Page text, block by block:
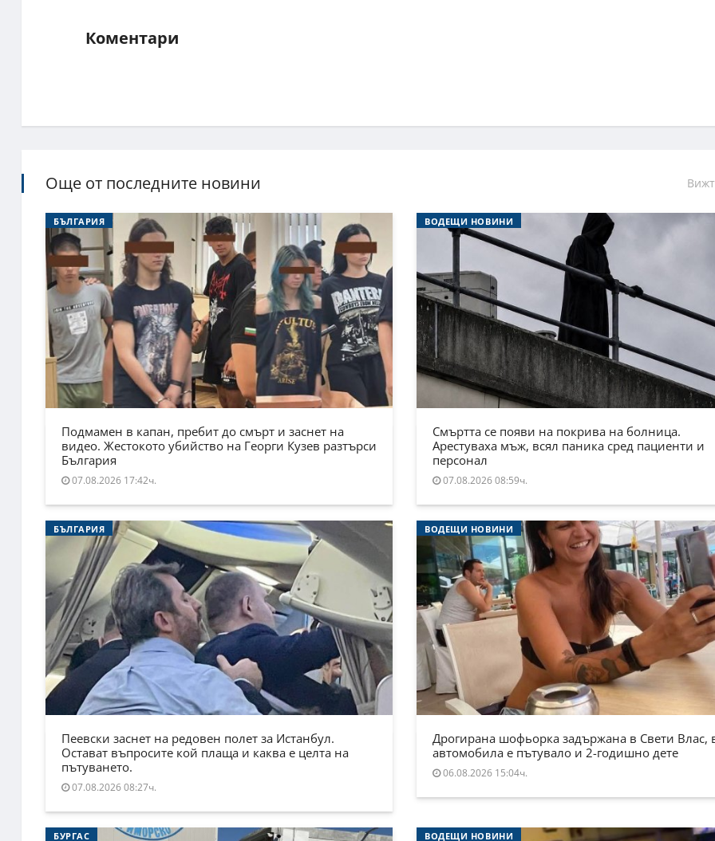
Коментари
Още от последните новини
БЪЛГАРИЯ
Подмамен в капан, пребит до смърт и заснет на
видео. Жестокото убийство на Георги Кузев разтърси
България
07.08.2026 17:42ч.
ВОДЕЩИ НОВИНИ
Смъртта се появи на покрива на болница.
Арестуваха мъж, всял паника сред пациенти и
персонал
07.08.2026 08:59ч.
БЪЛГАРИЯ
Пеевски заснет на редовен полет за Истанбул.
Остават въпросите кой плаща и каква е целта на
пътуването.
07.08.2026 08:27ч.
ВОДЕЩИ НОВИНИ
Дрогирана шофьорка задържана в Свети Влас,
автомобила е пътувало и 2-годишно дете
06.08.2026 15:04ч.
БУРГАС ВОДЕЩИ НОВИНИ